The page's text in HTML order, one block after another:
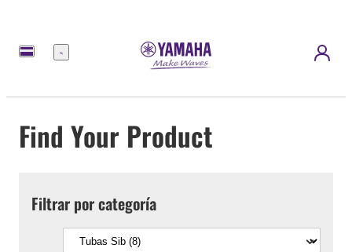
Menú
Find Your Product
Filtrar por categoría